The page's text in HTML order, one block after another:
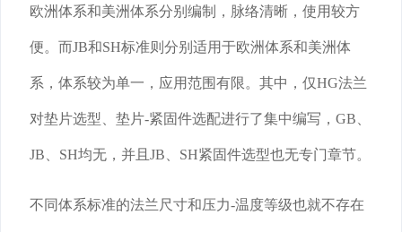
欧洲体系和美洲体系分别编制，脉络清晰，使用较方
便。而JB和SH标准则分别适用于欧洲体系和美洲体
系，体系较为单一，应用范围有限。其中，仅HG法兰
对垫片选型、垫片-紧固件选配进行了集中编写，GB、
JB、SH均无，并且JB、SH紧固件选型也无专门章节。
不同体系标准的法兰尺寸和压力-温度等级也就不存在